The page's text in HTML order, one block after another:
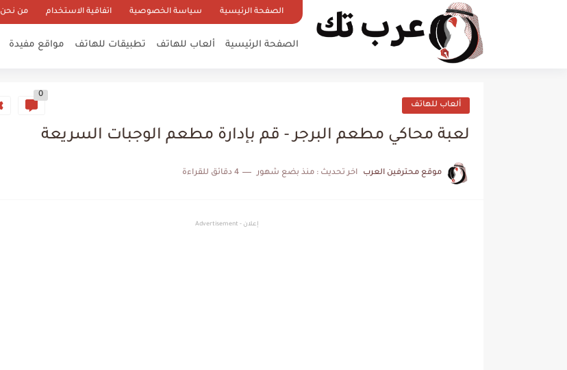
الصفحة الرئيسية سياسة الخصوصية اتفاقية الاستخدام من نحن
الصفحة الرئيسية ألعاب للهاتف تطبيقات للهاتف مواقع مفيدة
ألعاب للهاتف
0
لعبة محاكي مطعم البرجر - قم بإدارة مطعم الوجبات السريعة
موقع محترفين العرب اخر تحديث : منذ بضع شهور 4 دقائق للقراءة
إعلان - Advertisement